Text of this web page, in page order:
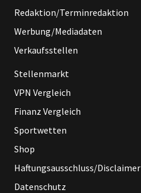
Redaktion/Terminredaktion
Werbung/Mediadaten
Verkaufsstellen
Stellenmarkt
VPN Vergleich
Finanz Vergleich
Sportwetten
Shop
Haftungsausschluss/Disclaimer
Datenschutz